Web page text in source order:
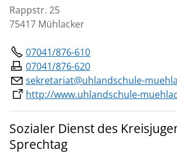
Rappstr. 25
75417 Mühlacker
07041/876-610
07041/876-620
sekretariat@uhlandschule-
http://www.uhlandschule-
Sozialer Dienst des
Sprechtag